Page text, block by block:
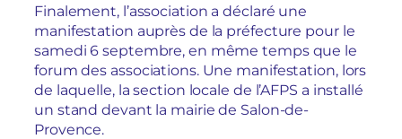
Finalement, l’association a déclaré une
manifestation auprès de la préfecture pour le
samedi 6 septembre, en même temps que le
forum des associations. Une manifestation, lors
de laquelle, la section locale de l’AFPS a installé
un stand devant la mairie de Salon-de-
Provence.